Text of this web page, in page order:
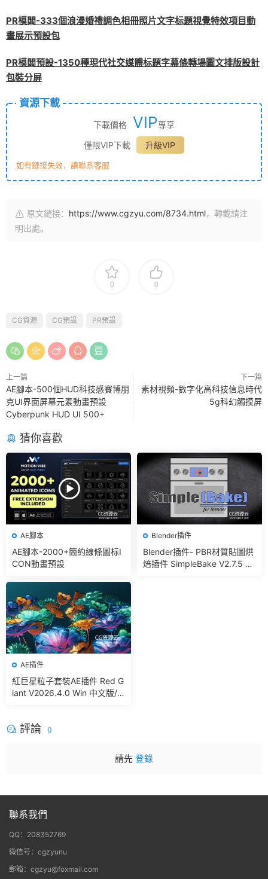
PR模闆-333個浪漫婚禮調色相冊照片文字标題視覺特效項目動
畫展示預設包
PR模闆預設-1350種現代社交媒體标題字幕條轉場圖文排版設計
包裝分屏
資源下載
下載價格 VIP專享
僅限VIP下載
升級VIP
如有鏈接失效，請聯系客服
原文鏈接： https://www.cgzyu.com/8734.html，轉載請注
明出處。
0 0
CG資源 CG預設 PR預設
上一篇
AE腳本-500個HUD科技感賽博朋
克UI界面屏幕元素動畫預設
Cyberpunk HUD UI 500+
下一篇
素材視頻-數字化高科技信息時代
5g科幻觸摸屏
猜你喜歡
AE腳本
AE腳本-2000+簡約線條圖标I
CON動畫預設
Blender插件
Blender插件- PBR材質貼圖烘
焙插件 SimpleBake V2.7.5 –
AE插件
紅巨星粒子套裝AE插件 Red G
iant V2026.4.0 Win 中文版/
評論 0
請先 登錄
聯系我們
QQ：208352769
微信号：cgzyunu
郵箱：cgzyu@foxmail.com